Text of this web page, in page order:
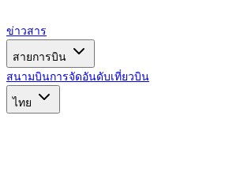
ข่าวสาร
สายการบิน
สนามบินการจัดอันดับเที่ยวบิน
ไทย